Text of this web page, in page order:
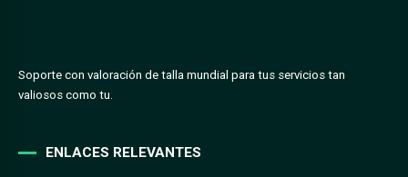
Soporte con valoración de talla mundial para tus servicios tan
valiosos como tu.
ENLACES RELEVANTES